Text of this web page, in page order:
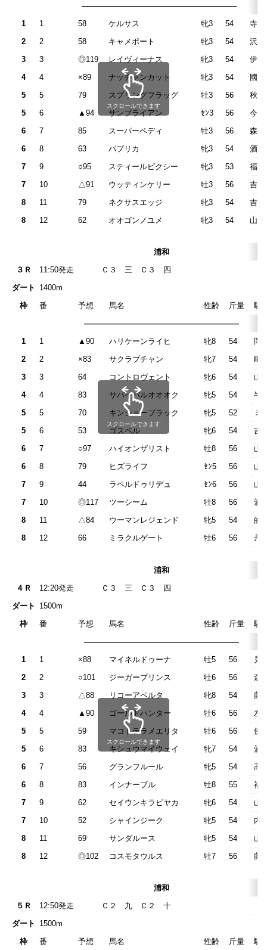
————————————————————
1
1 58 ケルサス 牝3 54
寺島
2
2 58 キャメポート 牝3 54
沢田
3
3 ◎119 レイヴィーナス 牝3 54
伊藤
4
4 ×89 ナッチャンカット 牝3 54
國分
5
5 79 スプリングフラッグ 牡3 56
秋元
5
6 ▲94 サンブライアン ｾﾝ3 56
今野
6
7 85 スーパーペディ 牡3 56
森泰
6
8 63 パプリカ 牝3 54
酒井
7
9 ○95 スティールピクシー 牝3 53
福原
7
10 △91 ウッティンケリー 牡3 56
吉留
8
11 79 ネクサスエッジ 牝3 54
吉原
8
12 62 オオゴンノユメ 牝3 54 山林
スクロールできます
浦和
３Ｒ
11:50発走
Ｃ３ 三 Ｃ
ダート
1400m
枠
番 予想 馬名 性齢 斤量
騎
————————————————————
1
1 ▲90 ハリケーンライヒ 牝8 54
岡
2
2 ×83 サクラブチャン 牝7 54
町
3
3 64 コントロヴェント 牝6 54
山
4
4 83 サバイバルオオオク 牝5 54
半
5
5 70 キンショーブラック 牝5 52
ミ
5
6 53 ゴスペル 牝6 54
吉
6
7 ○97 ハイオンザリスト 牡8 56
山
6
8 79 ヒズライフ ｾﾝ5 56
山
7
9 44 ラペルドゥリデュ ｾﾝ6 56
山
7
10 ◎117 ツーシーム 牡8 56
酒
8
11 △84 ウーマンレジェンド 牝5 54
的
8
12 66 ミラクルゲート 牡6 56 丹
スクロールできます
浦和
４Ｒ
12:20発走
Ｃ３ 三 Ｃ
ダート
1500m
枠
番 予想 馬名 性齢 斤量
騎
————————————————————
1
1 ×88 マイネルドゥーナ 牡5 56
見
2
2 ○101 ジーガープリンス 牡6 56
森
3
3 △88 リコーアペルタ 牝8 54
藤
4
4 ▲90 ゴールドハンター 牡6 56
左
5
5 59 マコトテラメエリタ 牡6 56
伊
5
6 83 キシュウマイウェイ 牝7 54
酒
6
7 56 グランフルール 牝5 54
高
6
8 83 インナーブル 牡8 55
福
7
9 62 セイウンキラビヤカ 牝6 54
山
7
10 52 シャインジーク 牝5 54
内
8
11 69 サンダルース 牝5 54
山
8
12 ◎102 コスモタウルス 牡7 56 藤
スクロールできます
浦和
５Ｒ
12:50発走
Ｃ２ 九 Ｃ
ダート
1500m
枠
番 予想 馬名 性齢 斤量 騎